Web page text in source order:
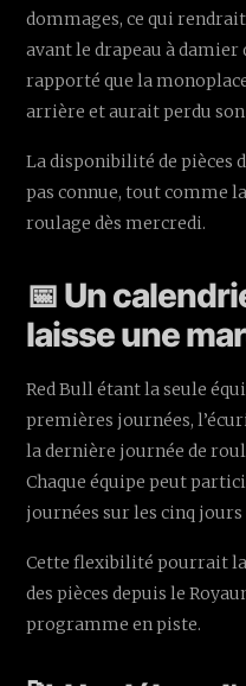
dommages, ce qui
avant le drapeau à damier
rapporté que la
arrière et aurait perdu
La disponibilité de pièces
pas connue, tout comme
roulage dès mercredi.
📅 Un
laisse une
Red Bull étant la seule
premières journées,
la dernière journée de
Chaque équipe peut
journées sur les cinq jours
Cette flexibilité pourrait
des pièces depuis le
programme en piste.